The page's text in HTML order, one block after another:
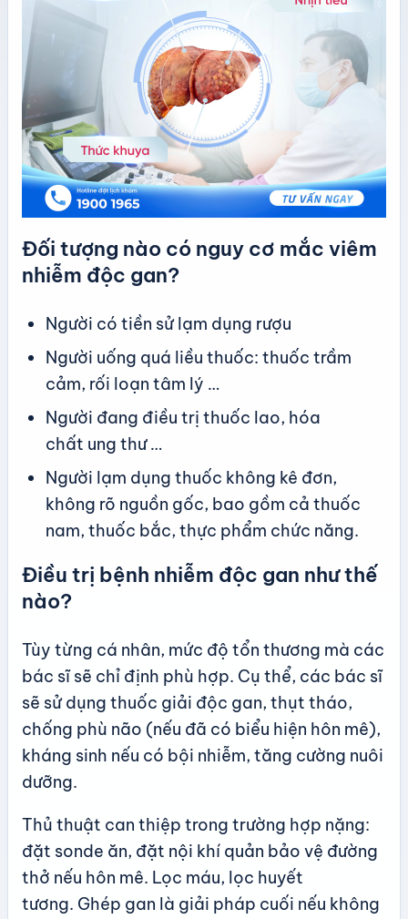
Đối tượng nào có nguy cơ mắc viêm
nhiễm độc gan?
Người có tiền sử lạm dụng rượu
Người uống quá liều thuốc: thuốc trầm
cảm, rối loạn tâm lý …
Người đang điều trị thuốc lao, hóa
chất ung thư …
Người lạm dụng thuốc không kê đơn,
không rõ nguồn gốc, bao gồm cả thuốc
nam, thuốc bắc, thực phẩm chức năng.
Điều trị bệnh nhiễm độc gan như thế
nào?
Tùy từng cá nhân, mức độ tổn thương mà các
bác sĩ sẽ chỉ định phù hợp. Cụ thể, các bác sĩ
sẽ sử dụng thuốc giải độc gan, thụt tháo,
chống phù não (nếu đã có biểu hiện hôn mê),
kháng sinh nếu có bội nhiễm, tăng cường nuôi
dưỡng.
Thủ thuật can thiệp trong trường hợp nặng:
đặt sonde ăn, đặt nội khí quản bảo vệ đường
thở nếu hôn mê. Lọc máu, lọc huyết
tương. Ghép gan là giải pháp cuối nếu không